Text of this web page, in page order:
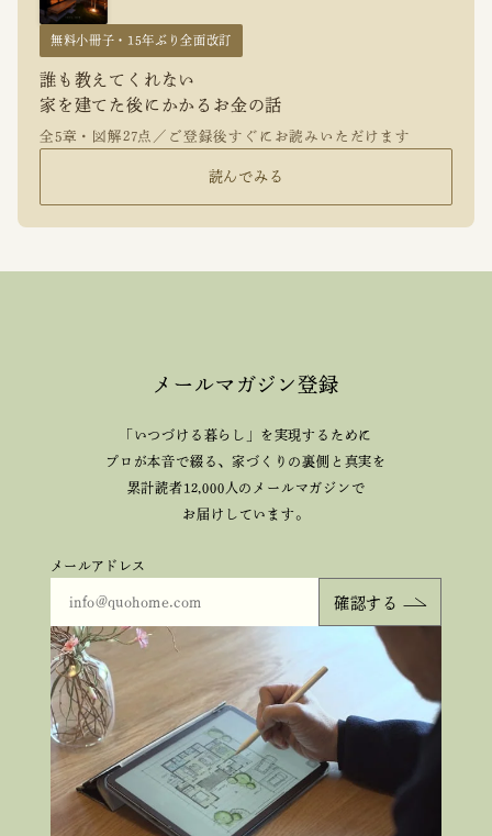
無料小冊子・15年ぶり全面改訂
誰も教えてくれない
家を建てた後にかかるお金の話
全5章・図解27点／ご登録後すぐにお読みいただけます
読んでみる
メールマガジン登録
「いつづける暮らし」を実現するために
プロが本音で綴る、家づくりの裏側と真実を
累計読者12,000人のメールマガジンで
お届けしています。
メールアドレス